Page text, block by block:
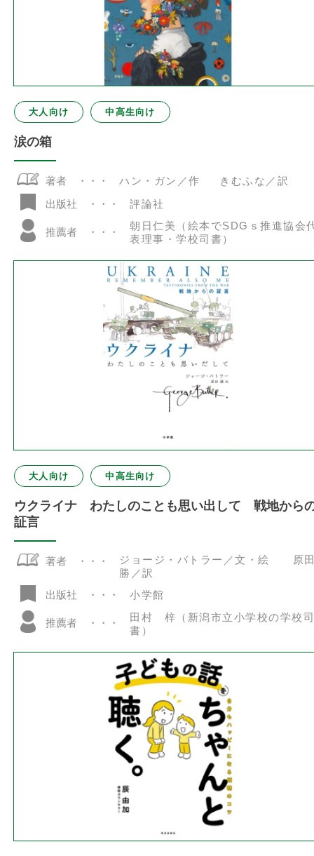
大人向け 中高生向け
涙の箱
著者
ハン・ガン／作 きむふな／訳
出版社
評論社
推薦者
朝日仁美（絵本でSDGｓ推進協会
表理事・学校司書）
大人向け 中高生向け
ウクライナ わたしのことも思い出して 戦地から
証言
著者
ジョージ・バトラー／文・絵 原
勝／訳
出版社
小学館
推薦者
田村 梓（新潟市立小学校の学校司
書）